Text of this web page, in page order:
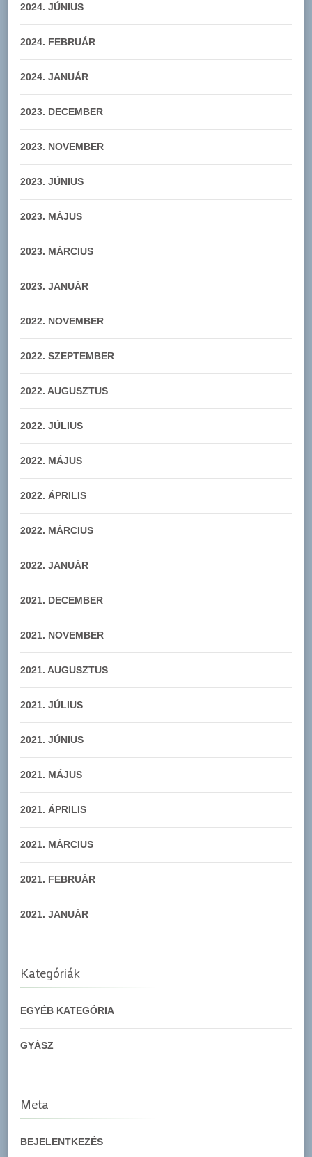
2024. JÚNIUS
2024. FEBRUÁR
2024. JANUÁR
2023. DECEMBER
2023. NOVEMBER
2023. JÚNIUS
2023. MÁJUS
2023. MÁRCIUS
2023. JANUÁR
2022. NOVEMBER
2022. SZEPTEMBER
2022. AUGUSZTUS
2022. JÚLIUS
2022. MÁJUS
2022. ÁPRILIS
2022. MÁRCIUS
2022. JANUÁR
2021. DECEMBER
2021. NOVEMBER
2021. AUGUSZTUS
2021. JÚLIUS
2021. JÚNIUS
2021. MÁJUS
2021. ÁPRILIS
2021. MÁRCIUS
2021. FEBRUÁR
2021. JANUÁR
Kategóriák
EGYÉB KATEGÓRIA
GYÁSZ
Meta
BEJELENTKEZÉS